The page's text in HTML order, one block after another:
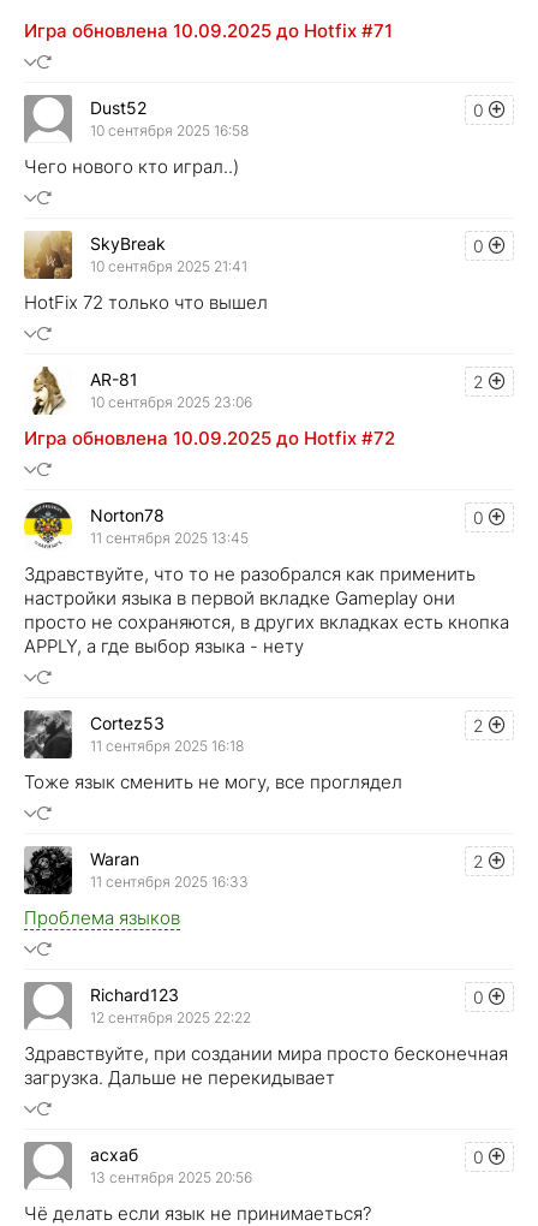
Игра обновлена 10.09.2025 до Hotfix #71
0
Dust52
10 сентября 2025 16:58
Чего нового кто играл..)
0
SkyBreak
10 сентября 2025 21:41
HotFix 72 только что вышел
2
AR-81
10 сентября 2025 23:06
Игра обновлена 10.09.2025 до Hotfix #72
0
Norton78
11 сентября 2025 13:45
Здравствуйте, что то не разобрался как применить
настройки языка в первой вкладке Gameplay они
просто не сохраняются, в других вкладках есть кнопка
APPLY, а где выбор языка - нету
2
Cortez53
11 сентября 2025 16:18
Тоже язык сменить не могу, все проглядел
2
Waran
11 сентября 2025 16:33
Проблема языков
0
Richard123
12 сентября 2025 22:22
Здравствуйте, при создании мира просто бесконечная
загрузка. Дальше не перекидывает
0
асхаб
13 сентября 2025 20:56
Чё делать если язык не принимаеться?